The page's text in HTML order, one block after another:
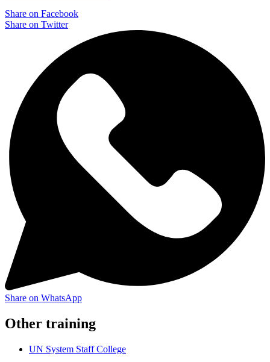
Share on Facebook
Share on Twitter
Share on WhatsApp
Other training
UN System Staff College